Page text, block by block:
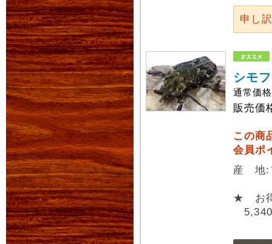
申し
シモ
通常価
販売価
この商
会員ポ
産 地:
★ お